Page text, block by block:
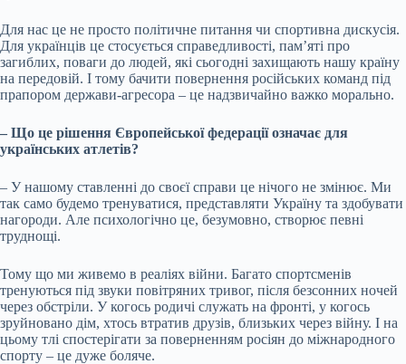
Для нас це не просто політичне питання чи спортивна дискусія.
Для українців це стосується справедливості, пам’яті про
загиблих, поваги до людей, які сьогодні захищають нашу країну
на передовій. І тому бачити повернення російських команд під
прапором держави-агресора – це надзвичайно важко морально.
– Що це рішення Європейської федерації означає для
українських атлетів?
– У нашому ставленні до своєї справи це нічого не змінює. Ми
так само будемо тренуватися, представляти Україну та здобувати
нагороди. Але психологічно це, безумовно, створює певні
труднощі.
Тому що ми живемо в реаліях війни. Багато спортсменів
тренуються під звуки повітряних тривог, після безсонних ночей
через обстріли. У когось родичі служать на фронті, у когось
зруйновано дім, хтось втратив друзів, близьких через війну. І на
цьому тлі спостерігати за поверненням росіян до міжнародного
спорту – це дуже боляче.